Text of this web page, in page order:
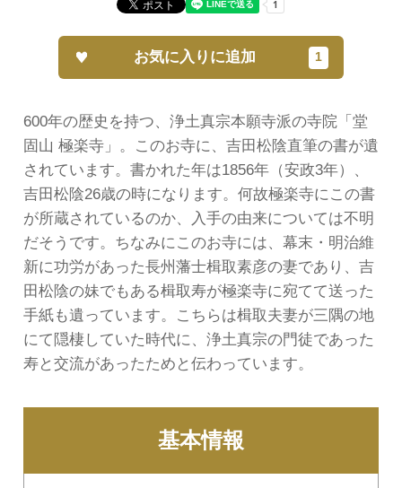
600年の歴史を持つ、浄土真宗本願寺派の寺院「堂
固山 極楽寺」。このお寺に、吉田松陰直筆の書が遺
されています。書かれた年は1856年（安政3年）、
吉田松陰26歳の時になります。何故極楽寺にこの書
が所蔵されているのか、入手の由来については不明
だそうです。ちなみにこのお寺には、幕末・明治維
新に功労があった長州藩士楫取素彦の妻であり、吉
田松陰の妹でもある楫取寿が極楽寺に宛てて送った
手紙も遺っています。こちらは楫取夫妻が三隅の地
にて隠棲していた時代に、浄土真宗の門徒であった
寿と交流があったためと伝わっています。
お気に入りに追加
基本情報